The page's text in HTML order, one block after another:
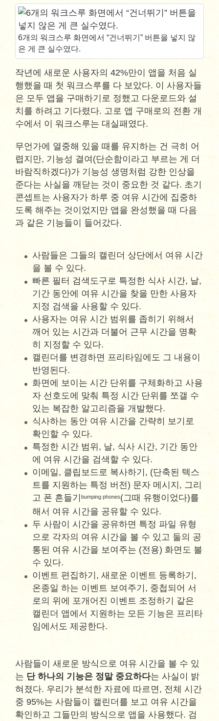
6개의 워크스루 화면에서 “건너뛰기” 버튼을 넣지 않
은 게 큰 실수였다.
작년에 새로운 사용자의 42%만이 앱을 처음 실
행했을 때 첫 워크스루를 다 보았다. 이 사용자들
은 모두 앱을 구매하기로 정했고 다운로드와 설
치를 하려고 기다렸다. 고로 앱 구매로의 전환 개
수에서 이 워크스루는 대실패였다.
무언가에 열중해 있을 때를 유지하는 건 극히 어
렵지만, 기능성 결여(단순함이라고 부르는 게 더
바람직하겠다)가 기능성 생명처럼 강한 인상을
준다는 사실을 깨닫는 것이 중요한 것 같다. 초기
콘셉트는 사용자가 하루 중 여유 시간에 집중하
도록 해주는 것이었지만 앱을 완성했을 때 다음
과 같은 기능들이 들어갔다.
사람들은 그들의 캘린더 상단에서 여유 시간
을 볼 수 있다.
빠른 필터 검색도구로 특정한 식사 시간, 날,
기간 동안에 여유 시간을 찾을 만한 사용자
지정 검색을 사용할 수 있다.
사용자는 여유 시간 범위를 좁히기 위해서
깨어 있는 시간과 더불어 근무 시간을 명확
히 지정할 수 있다.
캘린더를 변경하면 프리타임에도 그 내용이
반영된다.
화면에 보이는 시간 단위를 구체화하고 사용
자 선호도에 맞춰 특정 시간 단위를 쪼갤 수
있는 복잡한 알고리즘을 개발했다.
식사하는 동안 여유 시간을 간략히 보기로
확인할 수 있다.
특정한 시간 범위, 날, 식사 시간, 기간 동안
에 여유 시간을 검색할 수 있다.
이메일, 클립보드로 복사하기, (단축된 텍스
트를 지원하는 특정 버전) 문자 메시지, 그리
고 폰 흔들기bumping phones(그때 유행이었다)를
해서 여유 시간을 공유할 수 있다.
두 사람이 시간을 공유하면 특정 파일 유형
으로 각자의 여유 시간을 볼 수 있고 둘의 공
통된 여유 시간을 보여주는 (전용) 화면도 볼
수 있다.
이벤트 편집하기, 새로운 이벤트 등록하기,
온종일 하는 이벤트 보여주기, 중첩되어 서
로의 위에 포개어진 이벤트 조정하기 같은
캘린더 앱에서 지원하는 모든 기능은 프리타
임에서도 제공한다.
사람들이 새로운 방식으로 여유 시간을 볼 수 있
는 단 하나의 기능은 정말 중요하다는 사실이 밝
혀졌다. 우리가 분석한 자료에 따르면, 전체 시간
중 95%는 사람들이 캘린더를 보고 여유 시간을
확인하고 그들만의 방식으로 앱을 사용했다. 검